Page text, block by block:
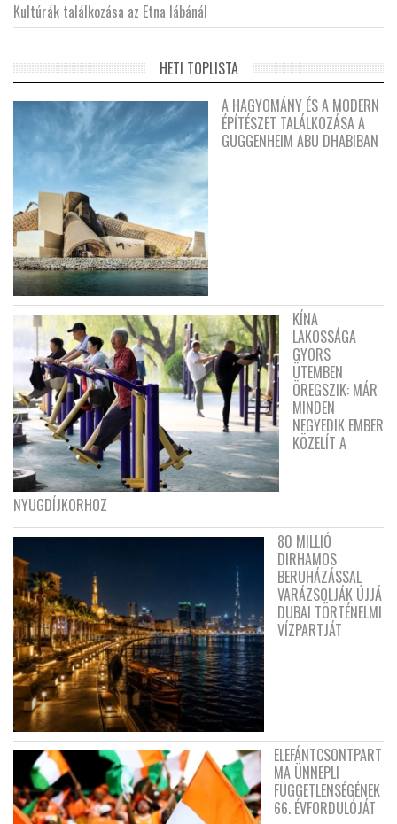
Kultúrák találkozása az Etna lábánál
HETI TOPLISTA
A HAGYOMÁNY ÉS A MODERN
ÉPÍTÉSZET TALÁLKOZÁSA A
GUGGENHEIM ABU DHABIBAN
KÍNA
LAKOSSÁGA
GYORS
ÜTEMBEN
ÖREGSZIK: MÁR
MINDEN
NEGYEDIK EMBER
KÖZELÍT A
NYUGDÍJKORHOZ
80 MILLIÓ
DIRHAMOS
BERUHÁZÁSSAL
VARÁZSOLJÁK ÚJJÁ
DUBAI TÖRTÉNELMI
VÍZPARTJÁT
ELEFÁNTCSONTPART
MA ÜNNEPLI
FÜGGETLENSÉGÉNEK
66. ÉVFORDULÓJÁT